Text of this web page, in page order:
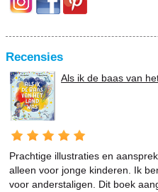
Recensies
Als ik de baas van
Prachtige illustraties en
alleen voor jonge kinderen. Ik
voor anderstaligen. Dit boek